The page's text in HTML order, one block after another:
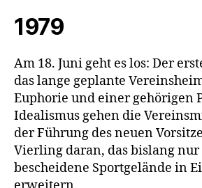
1979
Am 18. Juni geht es los: Der
das lange geplante
Euphorie und einer gehörigen
Idealismus gehen die
der Führung des neuen
Vierling daran, das bislang nur
bescheidene Sportgelände in